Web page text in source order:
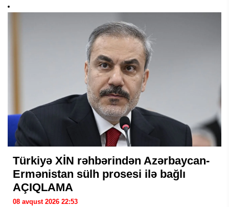
Türkiyə XİN rəhbərindən Azərbaycan-
Ermənistan sülh prosesi ilə bağlı
AÇIQLAMA
08 avqust 2026 22:53